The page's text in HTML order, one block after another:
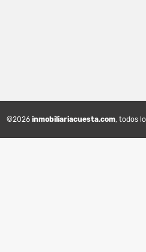
©2026 inmobiliariacuesta.com, todos